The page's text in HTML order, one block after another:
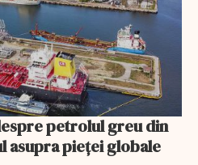
asupra pieței globale